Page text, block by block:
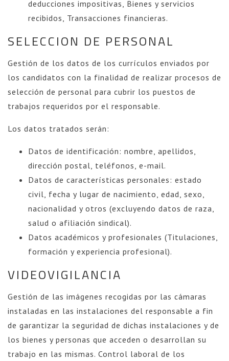
deducciones impositivas, Bienes y servicios
recibidos, Transacciones financieras.
SELECCION DE PERSONAL
Gestión de los datos de los currículos enviados por
los candidatos con la finalidad de realizar procesos de
selección de personal para cubrir los puestos de
trabajos requeridos por el responsable.
Los datos tratados serán:
Datos de identificación: nombre, apellidos,
dirección postal, teléfonos, e-mail.
Datos de características personales: estado
civil, fecha y lugar de nacimiento, edad, sexo,
nacionalidad y otros (excluyendo datos de raza,
salud o afiliación sindical).
Datos académicos y profesionales (Titulaciones,
formación y experiencia profesional).
VIDEOVIGILANCIA
Gestión de las imágenes recogidas por las cámaras
instaladas en las instalaciones del responsable a fin
de garantizar la seguridad de dichas instalaciones y de
los bienes y personas que acceden o desarrollan su
trabajo en las mismas. Control laboral de los